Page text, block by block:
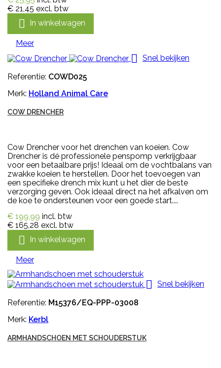
€ 21,45 excl. btw
 In winkelwagen
Meer

Snel bekijken
Referentie: COWD025
Merk: Holland Animal Care
COW DRENCHER
Cow Drencher voor het drenchen van koeien. Cow
Drencher is dé professionele penspomp verkrijgbaar
voor een betaalbare prijs! Ideaal om de vochtbalans van
zwakke koeien te herstellen. Door het toevoegen van
een specifieke drench mix kunt u het dier de beste
verzorging geven. Ook ideaal direct na het afkalven om
de koe te ondersteunen voor een goede start....
€ 199,99 incl. btw
€ 165,28 excl. btw
 In winkelwagen
Meer
 Snel bekijken
Referentie: M15376/EQ-PPP-03008
Merk: Kerbl
ARMHANDSCHOEN MET SCHOUDERSTUK